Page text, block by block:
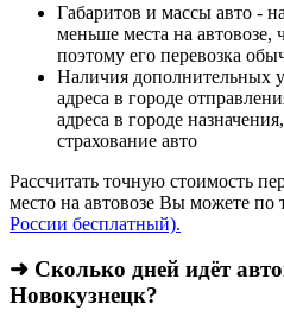
Габаритов и массы авто -
меньше места на
поэтому его перевозка
Наличия дополнительных
адреса в городе
адреса в городе
страхование авто
Рассчитать точную стоимость
место на автовозе Вы можете по
России бесплатный).
➜ Сколько дней идёт
Новокузнецк?